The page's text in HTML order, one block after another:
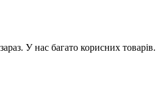
У нас багато корисних товарів.